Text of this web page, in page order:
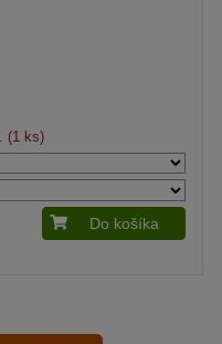
(1 ks)
Do košíka